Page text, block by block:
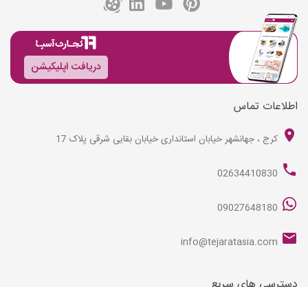
دریافت اپلیکیشن
اطلاعات تماس
کرج ، جهانشهر خیابان استانداری خیابان بقایی شرقی پلاک 17
02634410830
09027648180
info@tejaratasia.com